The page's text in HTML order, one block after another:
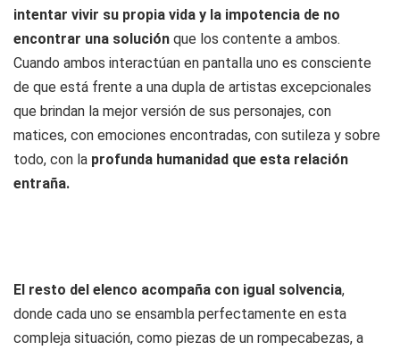
intentar vivir su propia vida y la impotencia de no
encontrar una solución que los contente a ambos.
Cuando ambos interactúan en pantalla uno es consciente
de que está frente a una dupla de artistas excepcionales
que brindan la mejor versión de sus personajes, con
matices, con emociones encontradas, con sutileza y sobre
todo, con la profunda humanidad que esta relación
entraña.
El resto del elenco acompaña con igual solvencia,
donde cada uno se ensambla perfectamente en esta
compleja situación, como piezas de un rompecabezas, a